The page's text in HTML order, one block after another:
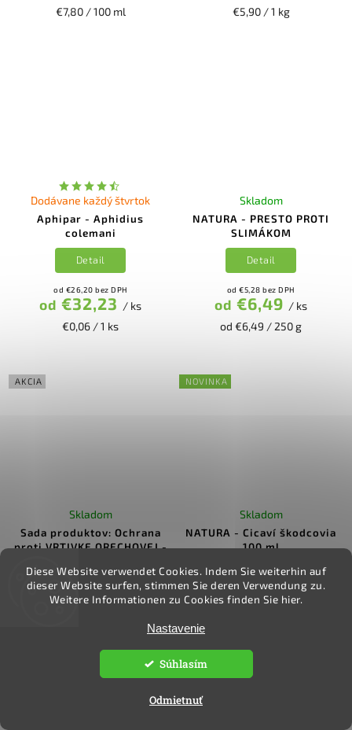
Diese Website verwendet Cookies. Indem Sie weiterhin auf
dieser Website surfen, stimmen Sie deren Verwendung zu.
Weitere Informationen zu Cookies finden Sie hier.
Nastavenie
Odmietnuť
Súhlasím
€7,80 / 100 ml
€5,90 / 1 kg
Aphipar - Aphidius
colemani
Dodávane každý štvrtok
od €26,20 bez DPH
od €32,23 / ks
€0,06 / 1 ks
Detail
NATURA - PRESTO PROTI
SLIMÁKOM
Skladom
od €5,28 bez DPH
od €6,49 / ks
od €6,49 / 250 g
Detail
AKCIA
Sada produktov: Ochrana
proti VRTIVKE ORECHOVEJ -
Skladom
Do košíka
NOVINKA
NATURA - Cicaví škodcovia
100 ml
Skladom
€3,50 bez DPH
Do košíka
NOVINKA